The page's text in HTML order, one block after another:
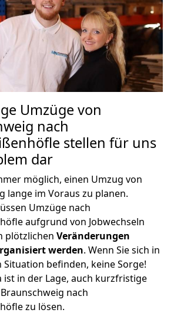
Umzüge von
nach
stellen für uns
dar
möglich, einen Umzug von
lange im Voraus zu planen.
Umzüge nach
aufgrund von Jobwechseln
plötzlichen Veränderungen
werden. Wenn Sie sich in
Situation befinden, keine Sorge!
ist in der Lage, auch kurzfristige
nach
zu lösen.